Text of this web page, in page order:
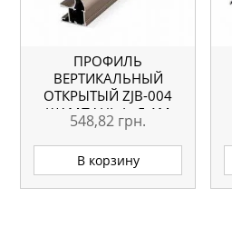
ПРОФИЛЬ
ВЕРТИКАЛЬНЫЙ
ОТКРЫТЫЙ ZJB-004
ШАМПАНЬ L=5.1М
ОРИГИНАЛ
548,82 грн.
В корзину